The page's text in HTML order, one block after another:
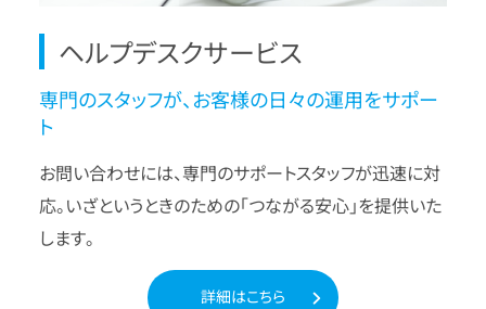
ヘルプデスクサービス
専門のスタッフが、お客様の日々の運用をサポー
ト
お問い合わせには、専門のサポートスタッフが迅速に対
応。いざというときのための「つながる安心」を提供いた
します。
詳細はこちら